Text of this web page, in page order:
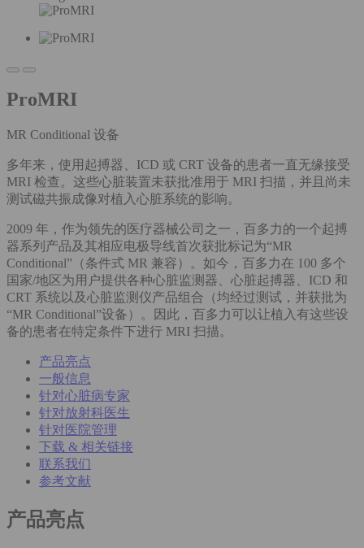
ProMRI
MR Conditional 设备
多年来，使用起搏器、ICD 或 CRT 设备的患者一直无缘接受
MRI 检查。这些心脏装置未获批准用于 MRI 扫描，并且尚未
测试磁共振成像对植入心脏系统的影响。
2009 年，作为领先的医疗器械公司之一，百多力的一个起搏
器系列产品及其相应电极导线首次获批标记为“MR
Conditional”（条件式 MR 兼容）。如今，百多力在 100 多个
国家/地区为用户提供各种心脏监测器、心脏起搏器、ICD 和
CRT 系统以及心脏监测仪产品组合（均经过测试，并获批为
“MR Conditional”设备）。因此，百多力可以让植入有这些设
备的患者在特定条件下进行 MRI 扫描。
产品亮点
一般信息
针对心脏病专家
针对放射科医生
针对医院管理
下载 & 相关链接
联系我们
参考文献
产品亮点